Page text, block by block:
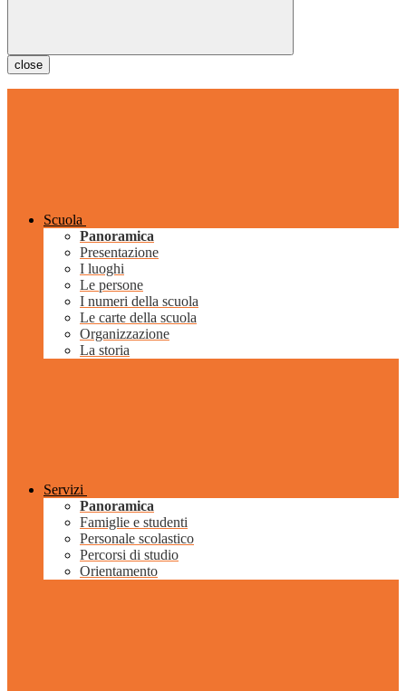
close
Scuola
Panoramica
Presentazione
I luoghi
Le persone
I numeri della scuola
Le carte della scuola
Organizzazione
La storia
Servizi
Panoramica
Famiglie e studenti
Personale scolastico
Percorsi di studio
Orientamento